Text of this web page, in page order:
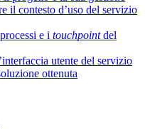
il contesto d’uso del servizio
e i touchpointdel
utente del servizio
ottenuta